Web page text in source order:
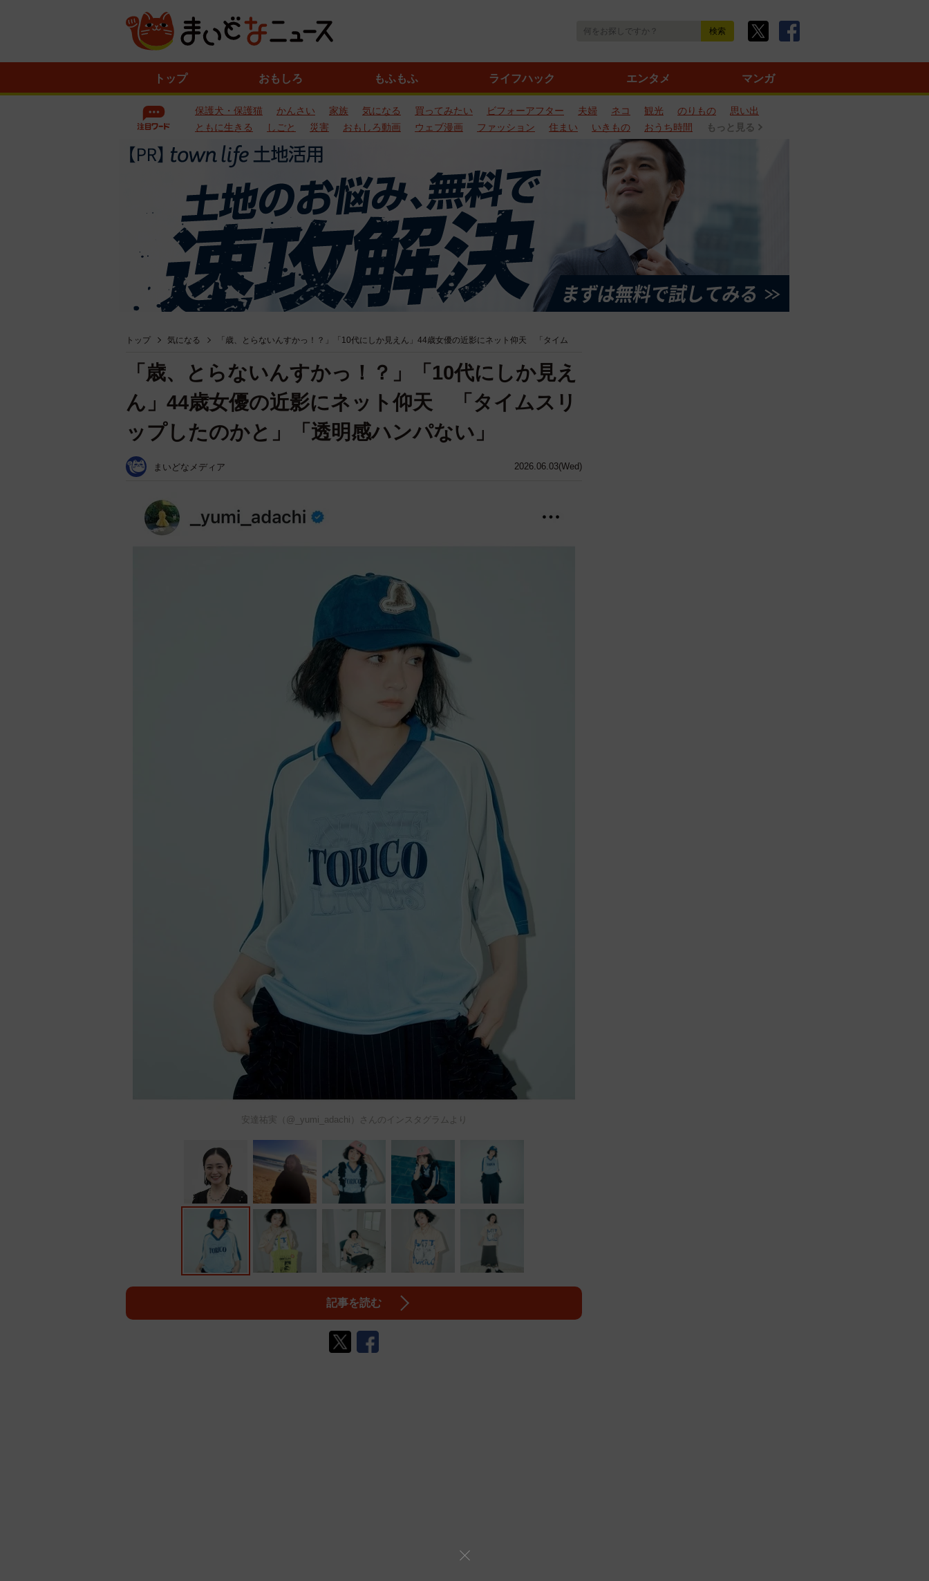
トップ おもしろ もふもふ ライフハック エンタメ マンガ
保護犬・保護猫 かんさい 家族 気になる 買ってみたい ビフォーアフター 夫婦 ネコ 観光 のりもの
思い出
ともに生きる
しごと 災害 おもしろ動画 ウェブ漫画 ファッション 住まい いきもの おうち時間 もっと見る
トップ 気になる 「歳、とらないんすかっ！？」「10代にしか見えん」44歳女優の近影にネット仰天 「タイム
2026.06.03(Wed)
「歳、とらないんすかっ！？」「10代にしか見え
ん」44歳女優の近影にネット仰天 「タイムスリ
ップしたのかと」「透明感ハンパない」
まいどなメディア
安達祐実（@_yumi_adachi）さんのインスタグラムより
記事を読む